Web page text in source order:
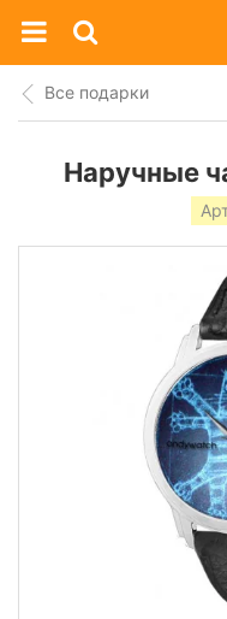
Все подарки
Наручные